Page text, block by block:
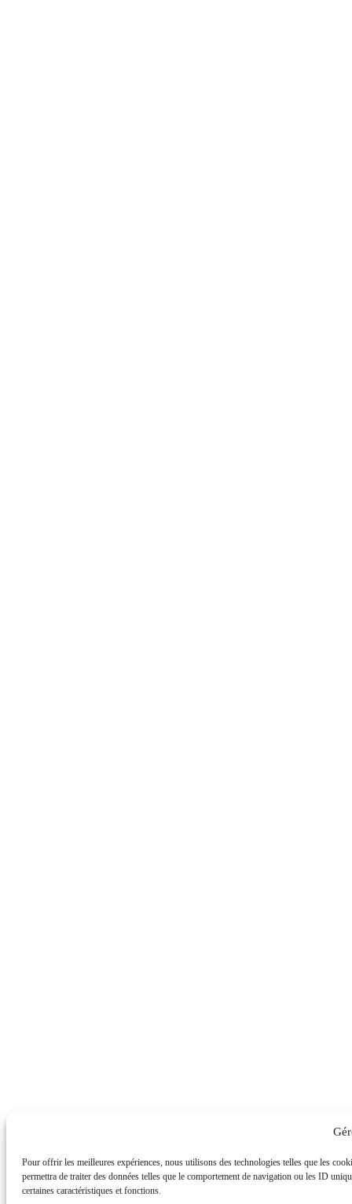
Pour offrir les meilleures expériences, nous utilisons des technologies telles que les
permettra de traiter des données telles que le comportement de navigation ou les ID
certaines caractéristiques et fonctions.